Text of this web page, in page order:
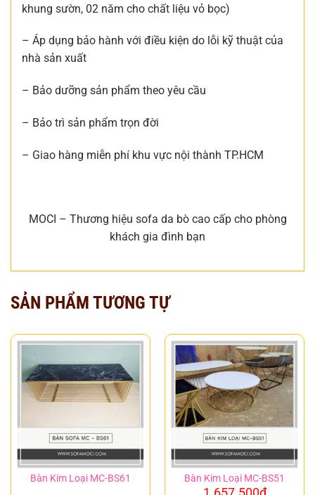
khung sườn, 02 năm cho chất liệu vỏ bọc)
– Áp dụng bảo hành với điều kiện do lỗi kỹ thuật của
nhà sản xuất
– Bảo dưỡng sản phẩm theo yêu cầu
– Bảo trì sản phẩm trọn đời
– Giao hàng miễn phí khu vực nội thành TP.HCM
MOCI – Thương hiệu sofa da bò cao cấp cho phòng
khách gia đình bạn
SẢN PHẨM TƯƠNG TỰ
Bàn Kim Loại MC-BS61 Bàn Kim Loại MC-BS51